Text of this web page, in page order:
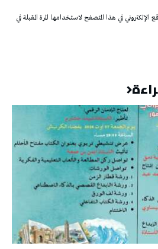
في هذا المتصفح لاستخدامها المرة المقبلة في